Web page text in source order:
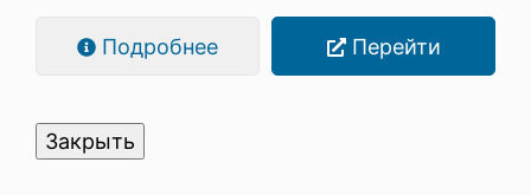
Подробнее Перейти
Закрыть